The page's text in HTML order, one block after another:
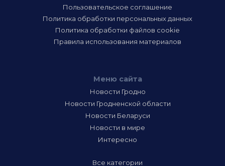
Пользовательское соглашение
Политика обработки персональных данных
Политика обработки файлов cookie
Правила использования материалов
Меню сайта
Новости Гродно
Новости Гродненской области
Новости Беларуси
Новости в мире
Интересно
Все категории